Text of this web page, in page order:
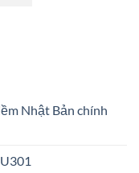
Nhật Bản chính